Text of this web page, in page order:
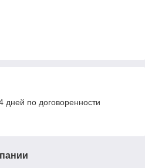
дней по договоренности